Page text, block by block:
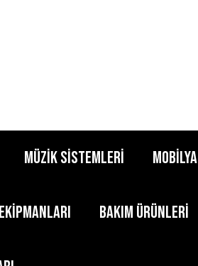
MÜZİK SİSTEMLERİ MOBİLYA
BAKIM ÜRÜNLERİ